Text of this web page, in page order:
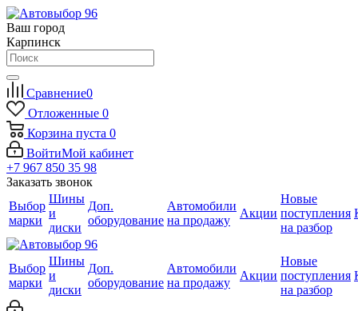
Ваш город
Карпинск
Сравнение0
Отложенные 0
Корзина пуста 0
ВойтиМой кабинет
+7 967 850 35 98
Заказать звонок
Выбор
марки
Шины
и
диски
Доп.
оборудование
Автомобили
на продажу
Акции
Новые
поступления
на разбор
Выбор
марки
Шины
и
диски
Доп.
оборудование
Автомобили
на продажу
Акции
Новые
поступления
на разбор